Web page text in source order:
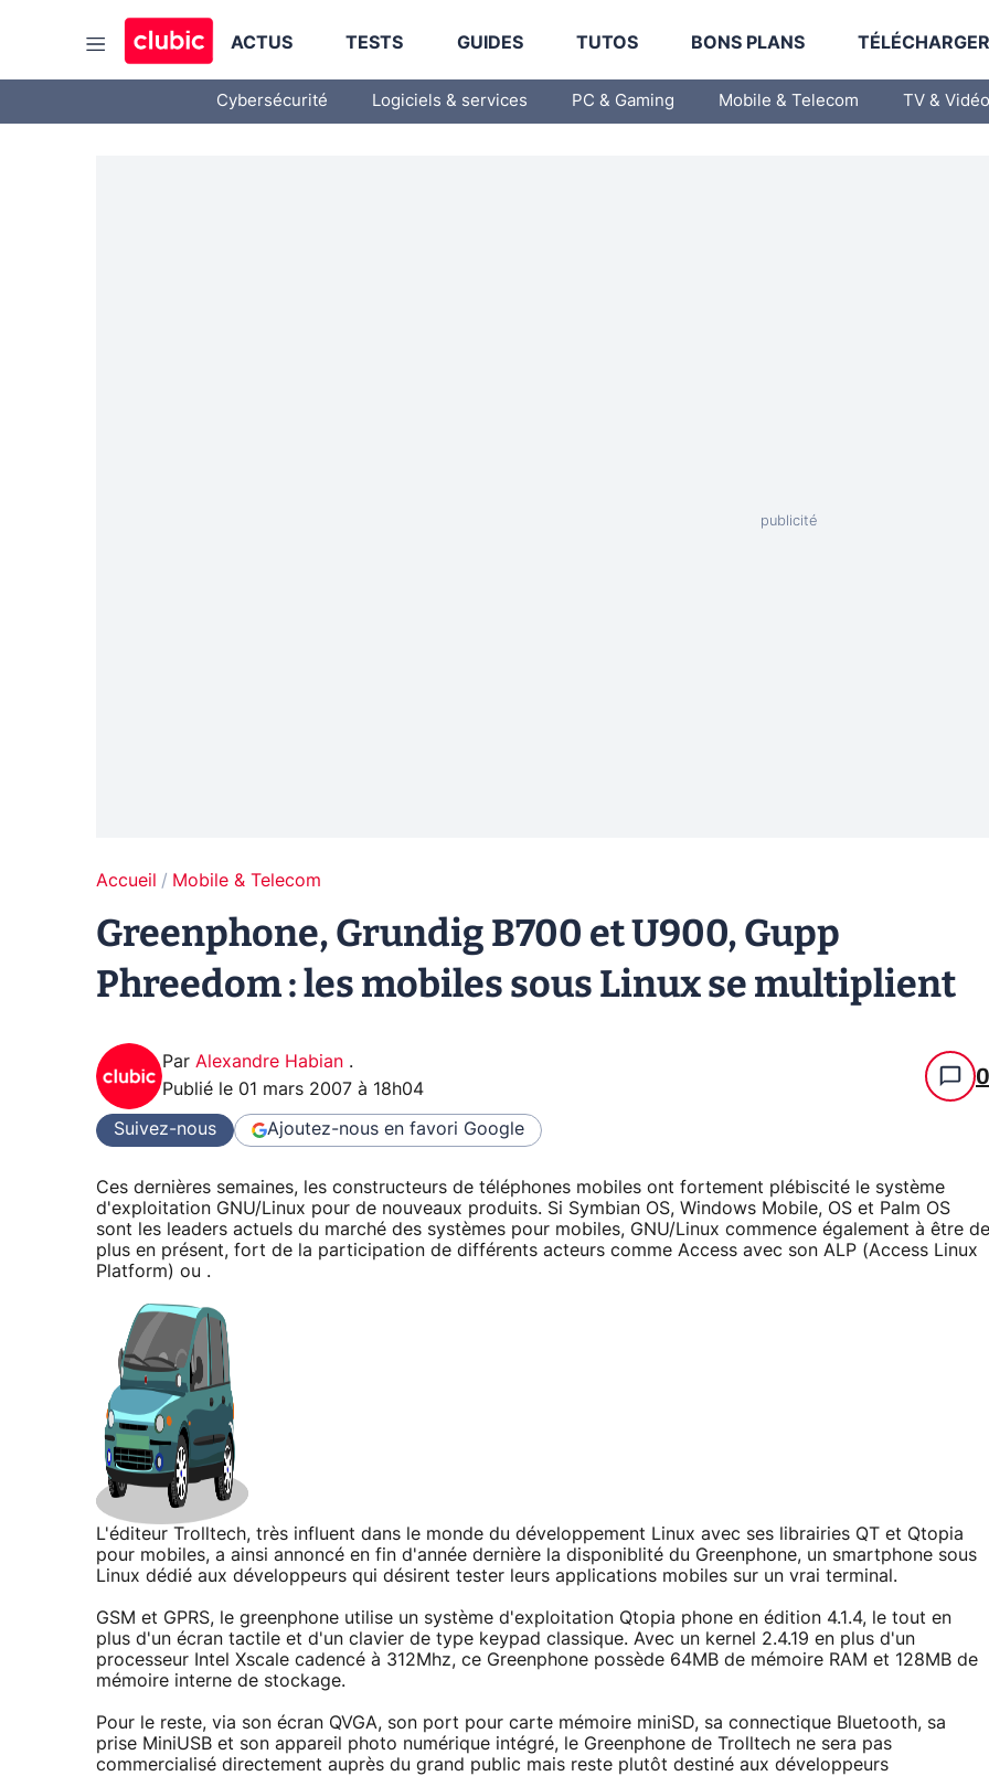
ACTUS TESTS GUIDES TUTOS BONS PLANS
Cybersécurité Logiciels & services PC & Gaming Mobile & Telecom TV & Vidéo
Accueil Mobile & Telecom
Greenphone, Grundig B700 et U900, Gupp
Phreedom : les mobiles sous Linux se multiplient
Par Alexandre Habian .
Publié le 01 mars 2007 à 18h04 0
Suivez-nous Ajoutez-nous en favori Google
Ces dernières semaines, les constructeurs de téléphones mobiles ont fortement plébiscité le système
d'exploitation GNU/Linux pour de nouveaux produits. Si Symbian OS, Windows Mobile, OS et Palm OS
sont les leaders actuels du marché des systèmes pour mobiles, GNU/Linux commence également à être de
plus en présent, fort de la participation de différents acteurs comme Access avec son ALP (Access Linux
Platform) ou .
L'éditeur Trolltech, très influent dans le monde du développement Linux avec ses librairies QT et Qtopia
pour mobiles, a ainsi annoncé en fin d'année dernière la disponiblité du Greenphone, un smartphone sous
Linux dédié aux développeurs qui désirent tester leurs applications mobiles sur un vrai terminal.
GSM et GPRS, le greenphone utilise un système d'exploitation Qtopia phone en édition 4.1.4, le tout en
plus d'un écran tactile et d'un clavier de type keypad classique. Avec un kernel 2.4.19 en plus d'un
processeur Intel Xscale cadencé à 312Mhz, ce Greenphone possède 64MB de mémoire RAM et 128MB de
mémoire interne de stockage.
Pour le reste, via son écran QVGA, son port pour carte mémoire miniSD, sa connectique Bluetooth, sa
prise MiniUSB et son appareil photo numérique intégré, le Greenphone de Trolltech ne sera pas
commercialisé directement auprès du grand public mais reste plutôt destiné aux développeurs